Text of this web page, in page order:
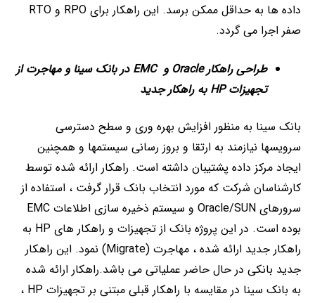
داده ها به حداقل ممکن برسد. این راهکار برای RPO و RTO
صفر اجرا می گردد.
طراحی راهکارOracle و EMC
در بانک سینا و مهاجرت از
تجهیزاتHP به راهکار جدید
بانک سینا به منظور افزایش بهره وری و سطح دسترسی
سرویسها نیازمند به ارتقا و بروز رسانی سیستمها و همچنین
ایجاد مرکز داده پشتیبان داشته است. راهکار ارائه شده توسط
کارشناسان شرکت که مورد انتخاب بانک قرار گرفت ، استفاده از
سرورهای Oracle/SUN و سیستم ذخیره سازی اطلاعات EMC
بوده است. در این پروژه بانک از تجهیزات و راهکار های HP به
راهکار جدید ارائه شده ، مهاجرت (Migrate) نمود. این راهکار
جدید بانکی در حال حاضر عملیاتی می باشد.راهکار ارائه شده
به بانک سینا در مقایسه با راهکار قبلی مبتنی بر تجهیزات HP ،